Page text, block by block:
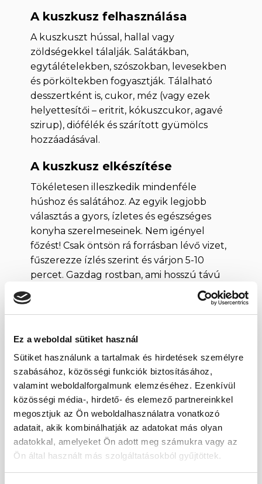
Ez a weboldal sütiket használ
Sütiket használunk a tartalmak és hirdetések személyre
szabásához, közösségi funkciók biztosításához,
valamint weboldalforgalmunk elemzéséhez. Ezenkívül
közösségi média-, hirdető- és elemező partnereinkkel
megosztjuk az Ön weboldalhasználatra vonatkozó
adatait, akik kombinálhatják az adatokat más olyan
adatokkal, amelyeket Ön adott meg számukra vagy az
Ön által használt más szolgáltatásokból gyűjtöttek.
A kuszkusz felhasználása
A kuszkuszt hússal, hallal vagy
zöldségekkel tálalják. Salátákban,
egytálételekben, szószokban, levesekben
és pörköltekben fogyasztják. Tálalható
desszertként is, cukor, méz (vagy ezek
helyettesítői – eritrit, kókuszcukor, agavé
szirup), diófélék és szárított gyümölcs
hozzáadásával.
A kuszkusz elkészítése
Tökéletesen illeszkedik mindenféle
húshoz és salátához. Az egyik legjobb
választás a gyors, ízletes és egészséges
konyha szerelmeseinek. Nem igényel
főzést! Csak öntsön rá forrásban lévő vizet,
fűszerezze ízlés szerint és várjon 5-10
percet. Gazdag rostban, ami hosszú távú
telítettséget biztosít. Az allergiásoknak
azonban nem szabad elfelejteniük, hogy a
is tartalmaz.
Összetevők
durum búza
Tárolása
Tárolja száraz és hűvös helye, szorosan
lezárt csomagolásban.
A kuszkusz tápértéke